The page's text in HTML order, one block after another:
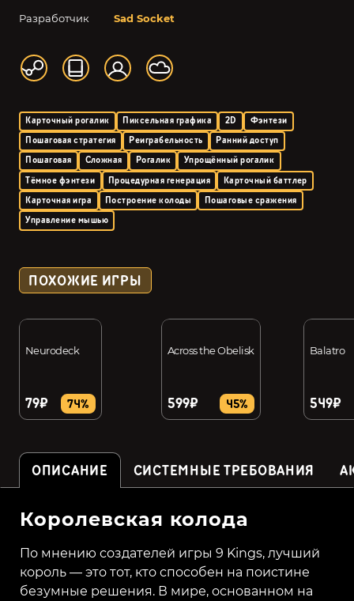
Разработчик
Sad Socket
Карточный рогалик Пиксельная графика 2D
Фэнтези
Пошаговая стратегия
Реиграбельность
Ранний доступ
Пошаговая
Сложная Рогалик
Упрощённый рогалик
Тёмное фэнтези
Процедурная генерация
Карточный баттлер
Карточная игра
Построение колоды
Пошаговые сражения
Управление мышью
ПОХОЖИЕ ИГРЫ
Neurodeck
79₽ 74%
Across the Obelisk
599₽ 45%
Balatro
549₽
ОПИСАНИЕ СИСТЕМНЫЕ ТРЕБОВАНИЯ
Королевская колода
По мнению создателей игры 9 Kings, лучший
король — это тот, кто способен на поистине
безумные решения. В мире, основанном на